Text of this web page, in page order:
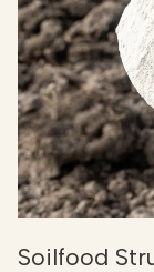
mer än
Spridning sker
För att
fungera i
relativt snart
underlag för
Soilfood